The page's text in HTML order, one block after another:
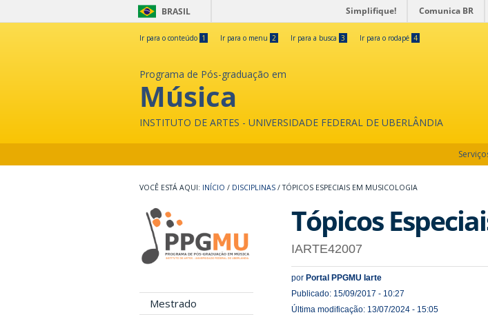
BRASIL Simplifique! Comunica BR
Ir para o conteúdo 1 Ir para o menu 2 Ir para a busca 3 Ir para o rodapé 4
Programa de Pós-graduação em
Música
INSTITUTO DE ARTES - UNIVERSIDADE FEDERAL DE UBERLÂNDIA
INÍCIO / DISCIPLINAS / TÓPICOS ESPECIAIS EM MUSICOLOGIA
Mestrado
Tópicos
IARTE42007
por Portal PPGMU Iarte
Publicado: 15/09/2017 - 10:27
Última modificação: 13/07/2024 - 15:05